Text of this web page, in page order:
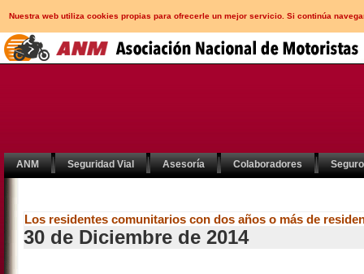
Nuestra web utiliza cookies propias para ofrecerle un mejor servicio. Si continúa
ANM Seguridad Vial Asesoría Colaboradores
Los residentes comunitarios con dos años o más de
30 de Diciembre de 2014